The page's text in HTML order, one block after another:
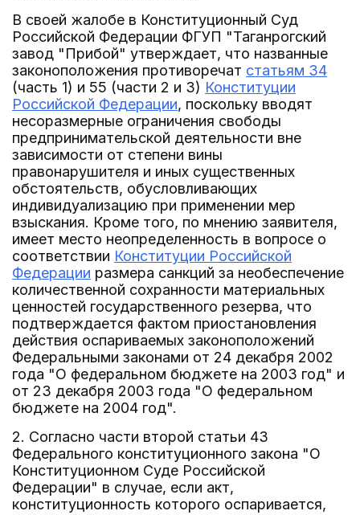
В своей жалобе в Конституционный Суд
Российской Федерации ФГУП "Таганрогский
завод "Прибой" утверждает, что названные
законоположения противоречат статьям 34
(часть 1) и 55 (части 2 и 3) Конституции
Российской Федерации, поскольку вводят
несоразмерные ограничения свободы
предпринимательской деятельности вне
зависимости от степени вины
правонарушителя и иных существенных
обстоятельств, обусловливающих
индивидуализацию при применении мер
взыскания. Кроме того, по мнению заявителя,
имеет место неопределенность в вопросе о
соответствии Конституции Российской
Федерации размера санкций за необеспечение
количественной сохранности материальных
ценностей государственного резерва, что
подтверждается фактом приостановления
действия оспариваемых законоположений
Федеральными законами от 24 декабря 2002
года "О федеральном бюджете на 2003 год" и
от 23 декабря 2003 года "О федеральном
бюджете на 2004 год".
2. Согласно части второй статьи 43
Федерального конституционного закона "О
Конституционном Суде Российской
Федерации" в случае, если акт,
конституционность которого оспаривается,